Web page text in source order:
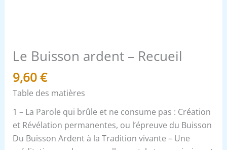
Le Buisson ardent – Recueil
9,60€
Table des matières
1 – La Parole qui brûle et ne consume pas : Création
et Révélation permanentes, ou l’épreuve du Buisson
Du Buisson Ardent à la Tradition vivante – Une